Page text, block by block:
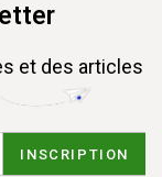
et des articles